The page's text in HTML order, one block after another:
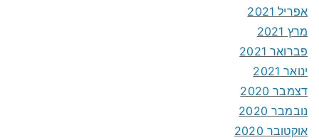
אפריל 2021
מרץ 2021
פברואר 2021
ינואר 2021
דצמבר 2020
נובמבר 2020
אוקטובר 2020